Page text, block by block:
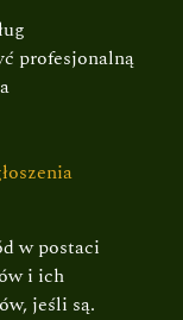
profesjonalną
w postaci
i ich
jeśli są.